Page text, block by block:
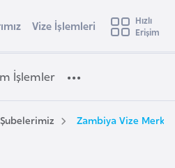
seçin
e
t
Vize İşlemleri
Hızlı
Erişim
İşlemler
Şubelerimiz Zambiya Vize